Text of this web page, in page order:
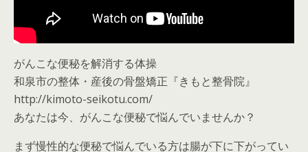
がんこな便秘を解消する体操
和泉市の整体・産後の骨盤矯正『きもと整骨院』
http://kimoto-seikotu.com/
あなたは今、がんこな便秘で悩んでいませんか？
まず慢性的な便秘で悩んでいる方は腸が下に下がってい